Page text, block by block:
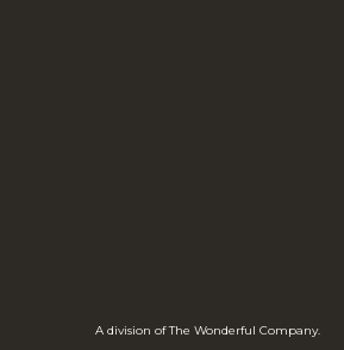
A division of The Wonderful Company.